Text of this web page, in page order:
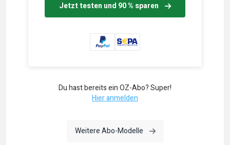
Jetzt testen und 90 % sparen
Du hast bereits ein OZ-Abo? Super!
Hier anmelden
Weitere Abo-Modelle